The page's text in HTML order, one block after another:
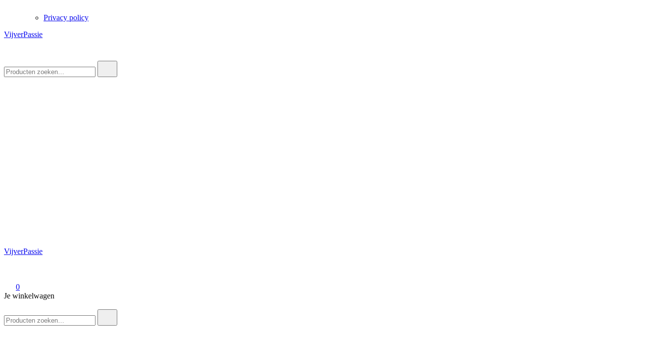
Privacy policy
VijverPassie
naar:
VijverPassie
0
Je winkelwagen
naar: